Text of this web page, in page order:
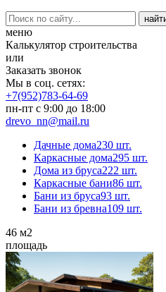
меню
Калькулятор строительства
или
Заказать звонок
Мы в соц. сетях:
+7(952)783-64-69
пн-пт с 9:00 до 18:00
drevo_nn@mail.ru
Дачные дома230 шт.
Каркасные дома295 шт.
Дома из бруса222 шт.
Каркасные бани86 шт.
Бани из бруса93 шт.
Бани из бревна109 шт.
46 м2
площадь